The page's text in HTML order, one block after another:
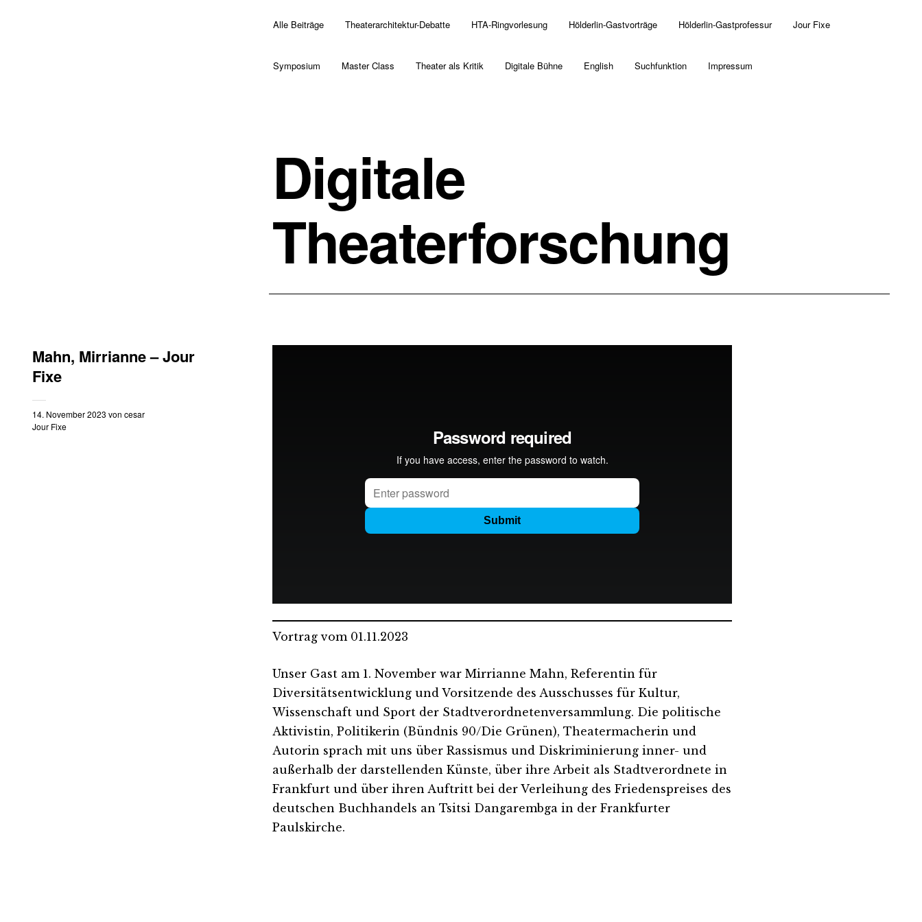
Alle Beiträge Theaterarchitektur-Debatte HTA-Ringvorlesung Hölderlin-Gastvorträge Hölderlin-Gastprofessur Jour Fixe
Symposium Master Class Theater als Kritik Digitale Bühne English Suchfunktion Impressum
Digitale
Theaterforschung
Mahn, Mirrianne – Jour
Fixe
14. November 2023 von cesar
Jour Fixe
Vortrag vom 01.11.2023
Unser Gast am 1. November war Mirrianne Mahn, Referentin für
Diversitätsentwicklung und Vorsitzende des Ausschusses für Kultur,
Wissenschaft und Sport der Stadtverordnetenversammlung. Die politische
Aktivistin, Politikerin (Bündnis 90/Die Grünen), Theatermacherin und
Autorin sprach mit uns über Rassismus und Diskriminierung inner- und
außerhalb der darstellenden Künste, über ihre Arbeit als Stadtverordnete in
Frankfurt und über ihren Auftritt bei der Verleihung des Friedenspreises des
deutschen Buchhandels an Tsitsi Dangarembga in der Frankfurter
Paulskirche.